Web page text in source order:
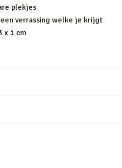
plekjes
verrassing welke je krijgt
x 1 cm